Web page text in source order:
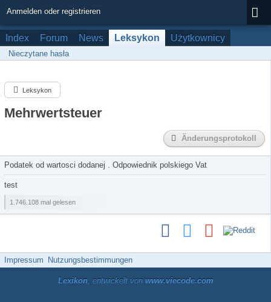
Anmelden oder registrieren
Index Forum News Leksykon Użytkownicy
Nieczytane hasła
Leksykon
Mehrwertsteuer
Änderungsprotokoll
Podatek od wartosci dodanej . Odpowiednik polskiego Vat
test
1.746.108 mal gelesen
Impressum Nutzungsbestimmungen
Lexikon, entwickelt von www.viecode.com